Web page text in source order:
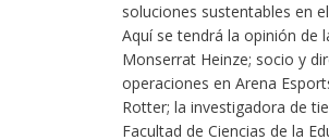
soluciones sustentables en
Aquí se tendrá la opinión de
Monserrat Heinze; socio y
operaciones en Arena
Rotter; la investigadora de
Facultad de Ciencias de la